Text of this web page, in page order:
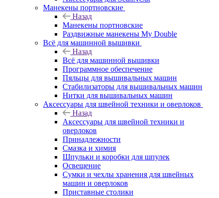
Манекены портновские
Назад
Манекены портновские
Раздвижные манекены My Double
Всё для машинной вышивки
Назад
Всё для машинной вышивки
Программное обеспечение
Пяльцы для вышивальных машин
Стабилизаторы для вышивальных машин
Нитки для вышивальных машин
Аксессуары для швейной техники и оверлоков
Назад
Аксессуары для швейной техники и
оверлоков
Принадлежности
Смазка и химия
Шпульки и коробки для шпулек
Освещение
Сумки и чехлы хранения для швейных
машин и оверлоков
Приставные столики